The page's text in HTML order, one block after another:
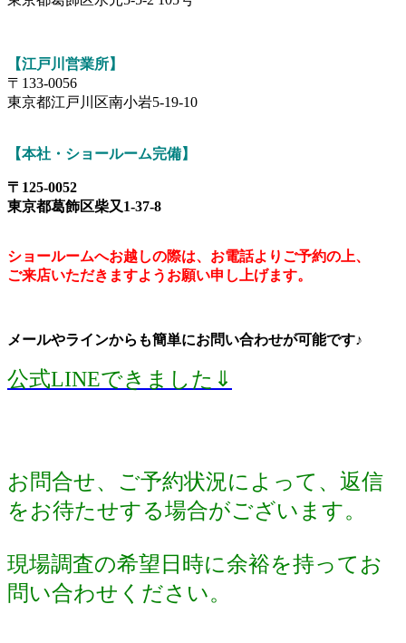
【江戸川営業所】
〒133-0056
東京都江戸川区南小岩5-19-10
【本社・ショールーム完備】
〒125-0052
東京都葛飾区柴又1-37-8
ショールームへお越しの際は、お電話よりご予約の上、
ご来店いただきますようお願い申し上げます。
メールやラインからも簡単にお問い合わせが可能です♪
公式LINEできました⇓
お問合せ、ご予約状況によって、返信
をお待たせする場合がございます。
現場調査の希望日時に余裕を持ってお
問い合わせください。